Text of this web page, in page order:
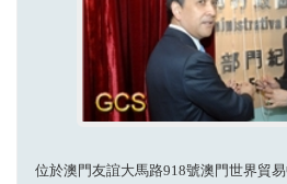
位於澳門友誼大馬路918號澳門世界貿